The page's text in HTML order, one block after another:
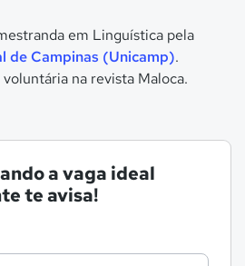
em Linguística pela
de Campinas (Unicamp).
na revista Maloca.
a vaga ideal
te avisa!